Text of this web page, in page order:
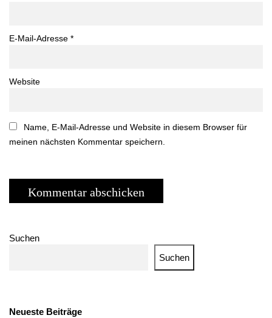
E-Mail-Adresse *
Website
Name, E-Mail-Adresse und Website in diesem Browser für
meinen nächsten Kommentar speichern.
Suchen
Suchen
Neueste Beiträge